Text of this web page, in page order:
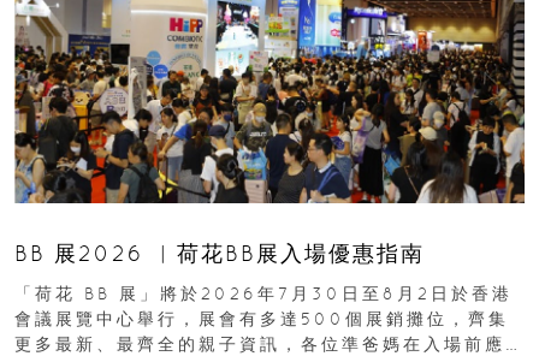
BB 展2026 ︳荷花BB展入場優惠指南
「荷花 BB 展」將於2026年7月30日至8月2日於香港
會議展覽中心舉行，展會有多達500個展銷攤位，齊集
更多最新、最齊全的親子資訊，各位準爸媽在入場前應